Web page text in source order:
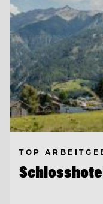
TOP